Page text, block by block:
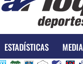
ESTADÍSTICAS